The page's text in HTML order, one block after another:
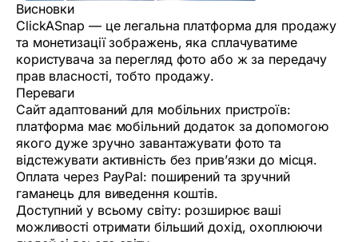
Висновки
ClickASnap — це легальна платформа для продажу
та монетизації зображень, яка сплачуватиме
користувача за перегляд фото або ж за передачу
прав власності, тобто продажу.
Переваги
Сайт адаптований для мобільних пристроїв:
платформа має мобільний додаток за допомогою
якого дуже зручно завантажувати фото та
відстежувати активність без прив’язки до місця.
Оплата через PayPal: поширений та зручний
гаманець для виведення коштів.
Доступний у всьому світу: розширює ваші
можливості отримати більший дохід, охоплюючи